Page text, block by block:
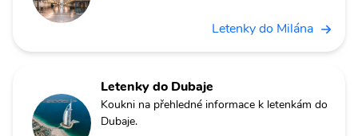
Letenky do Milána
Letenky do Dubaje
Koukni na přehledné informace k letenkám do
Dubaje.